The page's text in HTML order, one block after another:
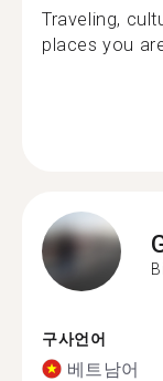
Traveling,
places you
구사언어
베트남어